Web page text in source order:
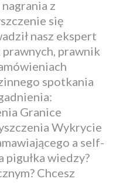
z
się
nasz ekspert
prawnik
spotkania
Granice
Wykrycie
a self-
pigułka wiedzy?
Chcesz